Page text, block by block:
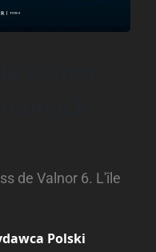
de Valnor 6. L'île
Polski